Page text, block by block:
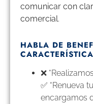
comunicar con
comercial.
HABLA DE
❌
✅ “Renueva
encargamos